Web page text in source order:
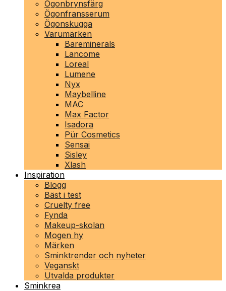
Ögonbrynsfärg
Ögonfransserum
Ögonskugga
Varumärken
Bareminerals
Lancome
Loreal
Lumene
Nyx
Maybelline
MAC
Max Factor
Isadora
Pür Cosmetics
Sensai
Sisley
Xlash
Inspiration
Blogg
Bäst i test
Cruelty free
Fynda
Makeup-skolan
Mogen hy
Märken
Sminktrender och nyheter
Veganskt
Utvalda produkter
Sminkrea